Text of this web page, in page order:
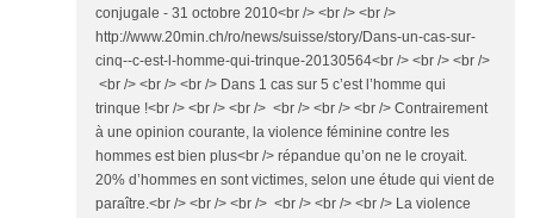
conjugale - 31 octobre 2010<br /> <br /> <br />
http://www.20min.ch/ro/news/suisse/story/Dans-un-cas-sur-
cinq--c-est-l-homme-qui-trinque-20130564<br /> <br /> <br />
<br /> <br /> <br /> Dans 1 cas sur 5 c’est l’homme qui
trinque !<br /> <br /> <br /> <br /> <br /> <br /> Contrairement
à une opinion courante, la violence féminine contre les
hommes est bien plus<br /> répandue qu’on ne le croyait.
20% d’hommes en sont victimes, selon une étude qui vient de
paraître.<br /> <br /> <br /> <br /> <br /> <br /> La violence